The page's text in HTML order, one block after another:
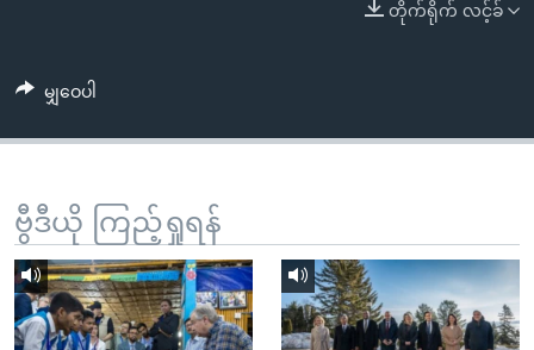
ရှာဖွေ
နေရာ
သို့
ကျော်
ရန်
တိုက်ရိုက် လင့်ခ်
မျှဝေပါ
ဗွီဒီယို ကြည့်ရှုရန်